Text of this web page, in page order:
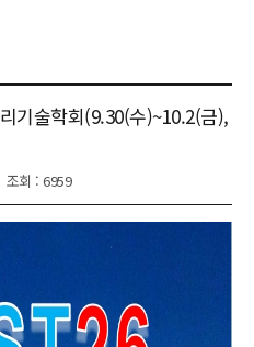
기술학회(9.30(수)~10.2(금),
조회 : 6959